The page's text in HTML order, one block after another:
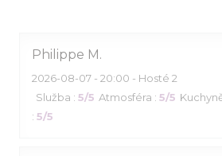
Philippe M
2026-08-07 - 20:00 - Hosté 2
Služba : 5/5 Atmosféra : 5/5
: 5/5